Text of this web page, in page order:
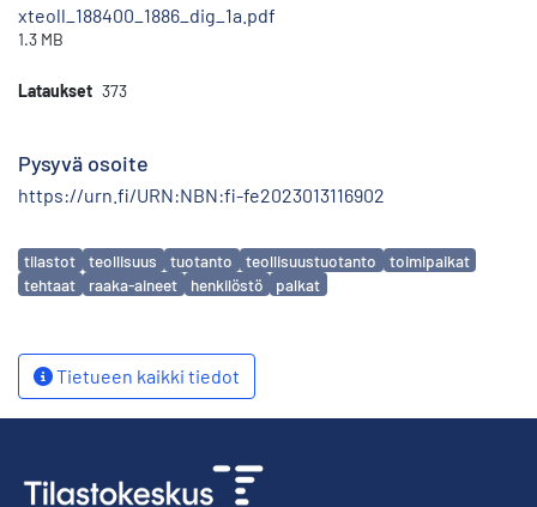
xteoll_188400_1886_dig_1a.pdf
1.3 MB
Lataukset 373
Pysyvä osoite
https://urn.fi/URN:NBN:fi-fe2023013116902
Avainsanat
tilastot teollisuus tuotanto teollisuustuotanto
toimipaikat
tehtaat
raaka-aineet henkilöstö palkat
Tietueen kaikki tiedot